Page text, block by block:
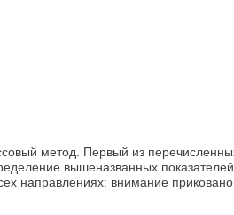
метод. Первый из
вышеназванных
направлениях: внимание